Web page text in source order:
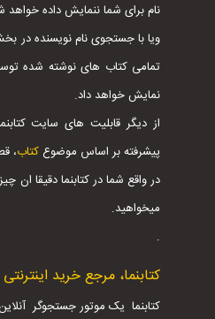
کتابنما، مرجع خرید
کتابنما یک موتور جستجوگر
نام برای شما ننمایش داده خواهد
ویا با جستجوی نام نویسنده در
تمامی کتاب های نوشته شده
نمایش خواهد داد.
از دیگر قابلیت های سایت
پیشرفته بر اساس موضوع کتاب،
در واقع شما در کتابنما دقیقا ان
میخواهید.
.